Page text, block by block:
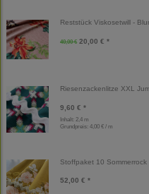
Reststück Viskosetwill -
40,00 € 20,00 € *
Riesenzackenlitze XXL
9,60 € *
Inhalt: 2,4 m
Grundpreis: 4,00 € / m
Stoffpaket 10 Sommerrock
52,00 € *